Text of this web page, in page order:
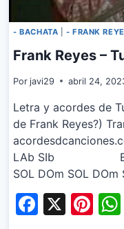
- BACHATA - FRANK
Frank Reyes –
Por javi29 abril 24,
Letra y acordes de
de Frank Reyes?)
LAb SIb Ey…
SOL DOm SOL
X